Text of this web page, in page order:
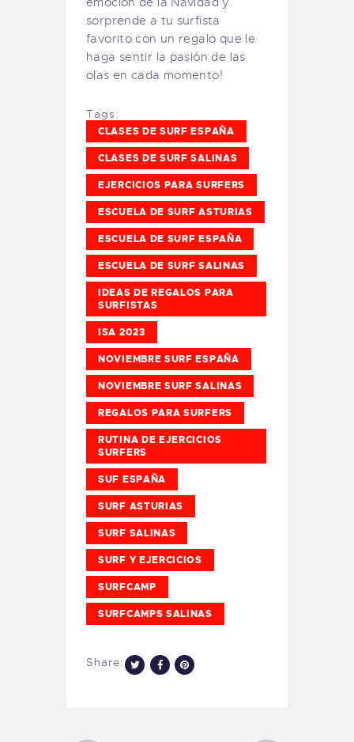
sorprende a tu surfista
favorito con un regalo que le
haga sentir la pasión de las
olas en cada momento!
Tags:
CLASES DE SURF ESPAÑA
CLASES DE SURF SALINAS
EJERCICIOS PARA SURFERS
ESCUELA DE SURF ASTURIAS
ESCUELA DE SURF ESPAÑA
ESCUELA DE SURF SALINAS
IDEAS DE REGALOS PARA
SURFISTAS
ISA 2023
NOVIEMBRE SURF ESPAÑA
NOVIEMBRE SURF SALINAS
REGALOS PARA SURFERS
RUTINA DE EJERCICIOS
SURFERS
SUF ESPAÑA
SURF ASTURIAS
SURF SALINAS
SURF Y EJERCICIOS
SURFCAMP
SURFCAMPS SALINAS
Share: